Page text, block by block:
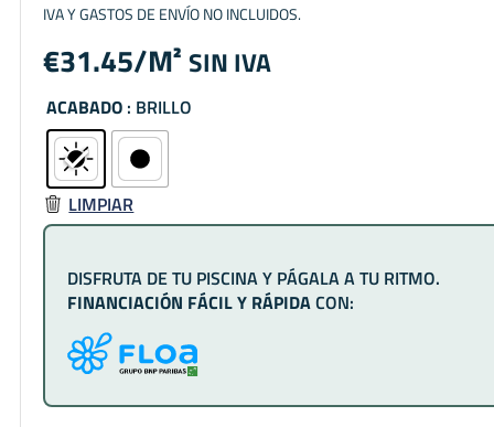
IVA Y GASTOS DE ENVÍO NO INCLUIDOS.
€31.45 SIN IVA
ACABADO : BRILLO
LIMPIAR
DISFRUTA DE TU PISCINA Y PÁGALA A TU RITMO.
FINANCIACIÓN FÁCIL Y RÁPIDACON: